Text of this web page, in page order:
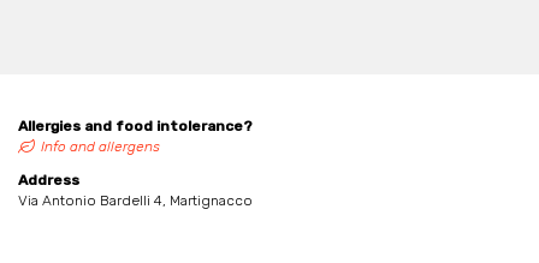
Allergies and food intolerance?
Info and allergens
Address
Via Antonio Bardelli 4, Martignacco